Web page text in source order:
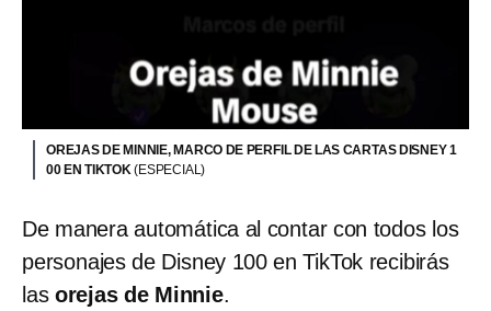
OREJAS DE MINNIE, MARCO DE PERFIL DE LAS CARTAS DISNEY 1
00 EN TIKTOK(ESPECIAL)
De manera automática al contar con todos los
personajes de Disney 100 en TikTok recibirás
las orejas de Minnie.